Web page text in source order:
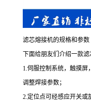
滤芯熔接机的规格和参数
下面给朋友们介绍一款滤
1.伺服控制系统，触摸屏
调整焊接参数；
2.定位点可经感应开关或